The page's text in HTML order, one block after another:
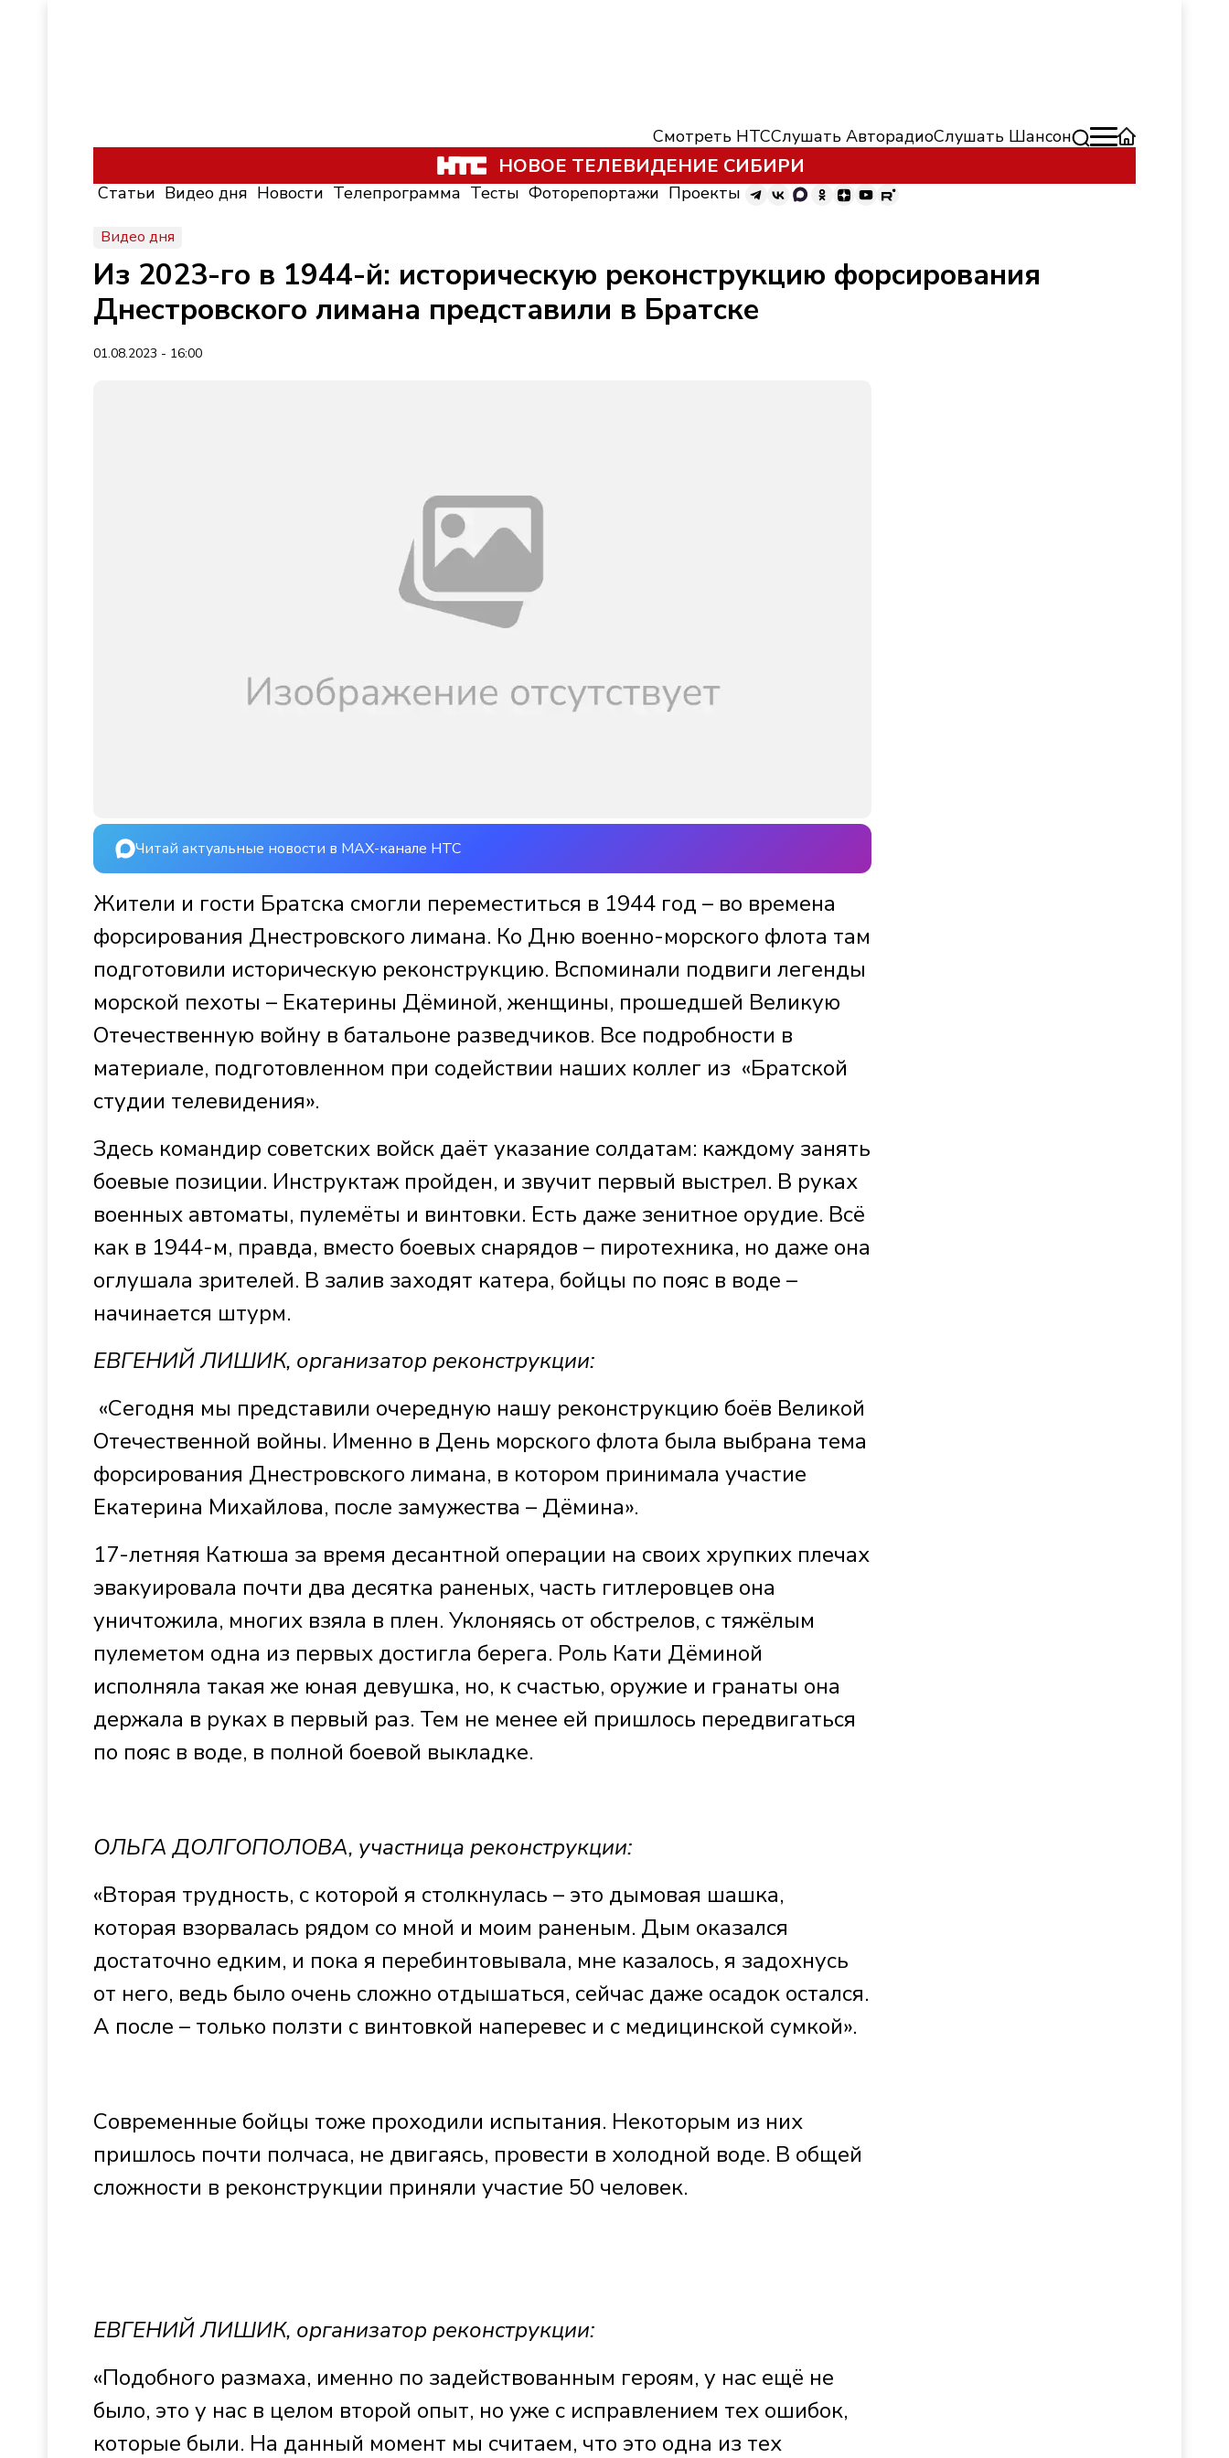
Смотреть НТССлушать АвторадиоСлушать Шансон
НОВОЕ ТЕЛЕВИДЕНИЕ СИБИРИ
Статьи Видео дня Новости Телепрограмма Тесты Фоторепортажи Проекты
Видео дня
Из 2023-го в 1944-й: историческую реконструкцию форсирования
Днестровского лимана представили в Братске
01.08.2023 - 16:00
Читай актуальные новости в MAX-канале НТС
Жители и гости Братска смогли переместиться в 1944 год – во времена
форсирования Днестровского лимана. Ко Дню военно-морского флота там
подготовили историческую реконструкцию. Вспоминали подвиги легенды
морской пехоты – Екатерины Дёминой, женщины, прошедшей Великую
Отечественную войну в батальоне разведчиков. Все подробности в
материале, подготовленном при содействии наших коллег из «Братской
студии телевидения».
Здесь командир советских войск даёт указание солдатам: каждому занять
боевые позиции. Инструктаж пройден, и звучит первый выстрел. В руках
военных автоматы, пулемёты и винтовки. Есть даже зенитное орудие. Всё
как в 1944-м, правда, вместо боевых снарядов – пиротехника, но даже она
оглушала зрителей. В залив заходят катера, бойцы по пояс в воде –
начинается штурм.
ЕВГЕНИЙ ЛИШИК, организатор реконструкции:
«Сегодня мы представили очередную нашу реконструкцию боёв Великой
Отечественной войны. Именно в День морского флота была выбрана тема
форсирования Днестровского лимана, в котором принимала участие
Екатерина Михайлова, после замужества – Дёмина».
17-летняя Катюша за время десантной операции на своих хрупких плечах
эвакуировала почти два десятка раненых, часть гитлеровцев она
уничтожила, многих взяла в плен. Уклоняясь от обстрелов, с тяжёлым
пулеметом одна из первых достигла берега. Роль Кати Дёминой
исполняла такая же юная девушка, но, к счастью, оружие и гранаты она
держала в руках в первый раз. Тем не менее ей пришлось передвигаться
по пояс в воде, в полной боевой выкладке.
ОЛЬГА ДОЛГОПОЛОВА, участница реконструкции:
«Вторая трудность, с которой я столкнулась – это дымовая шашка,
которая взорвалась рядом со мной и моим раненым. Дым оказался
достаточно едким, и пока я перебинтовывала, мне казалось, я задохнусь
от него, ведь было очень сложно отдышаться, сейчас даже осадок остался.
А после – только ползти с винтовкой наперевес и с медицинской сумкой».
Современные бойцы тоже проходили испытания. Некоторым из них
пришлось почти полчаса, не двигаясь, провести в холодной воде. В общей
сложности в реконструкции приняли участие 50 человек.
ЕВГЕНИЙ ЛИШИК, организатор реконструкции:
«Подобного размаха, именно по задействованным героям, у нас ещё не
было, это у нас в целом второй опыт, но уже с исправлением тех ошибок,
которые были. На данный момент мы считаем, что это одна из тех